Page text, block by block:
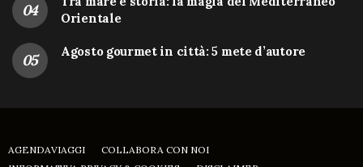
Orientale
Agosto gourmet in città: 5 mete d’autore
AGENDAVIAGGI
COLLABORA CON NOI